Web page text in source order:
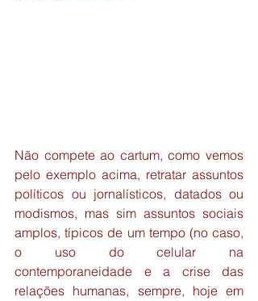
Não compete ao cartum, como vemos
pelo exemplo acima, retratar assuntos
políticos ou jornalísticos, datados ou
modismos, mas sim assuntos sociais
amplos, típicos de um tempo (no caso,
o uso do celular na
contemporaneidade e a crise das
relações humanas, sempre, hoje em